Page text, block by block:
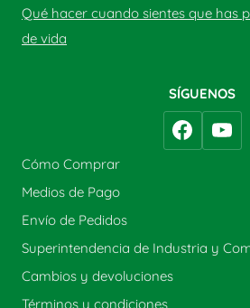
Qué hacer cuando sientes que has
de vida
SÍGUENOS
Cómo Comprar
Medios de Pago
Envío de Pedidos
Superintendencia de Industria y
Cambios y devoluciones
Términos y condiciones